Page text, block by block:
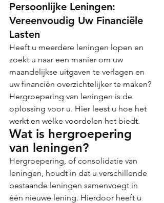
Persoonlijke Leningen:
Vereenvoudig Uw Financiële
Lasten
Heeft u meerdere leningen lopen en
zoekt u naar een manier om uw
maandelijkse uitgaven te verlagen en
uw financiën overzichtelijker te maken?
Hergroepering van leningen is de
oplossing voor u. Hier leest u hoe het
werkt en welke voordelen het biedt.
Wat is hergroepering
van leningen?
Hergroepering, of consolidatie van
leningen, houdt in dat u verschillende
bestaande leningen samenvoegt in
één nieuwe lening. Hierdoor heeft u